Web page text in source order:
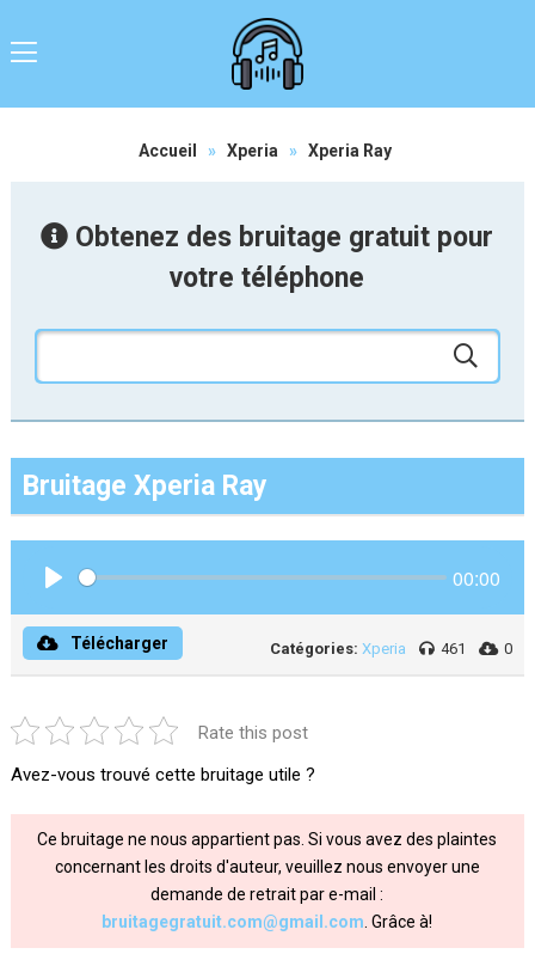
Accueil » Xperia » Xperia Ray
Obtenez des bruitage gratuit pour
votre téléphone
Bruitage Xperia Ray
00:00
Télécharger Catégories: Xperia 461 0
Rate this post
Avez-vous trouvé cette bruitage utile ?
Ce bruitage ne nous appartient pas. Si vous avez des plaintes
concernant les droits d'auteur, veuillez nous envoyer une
demande de retrait par e-mail :
bruitagegratuit.com@gmail.com . Grâce à!